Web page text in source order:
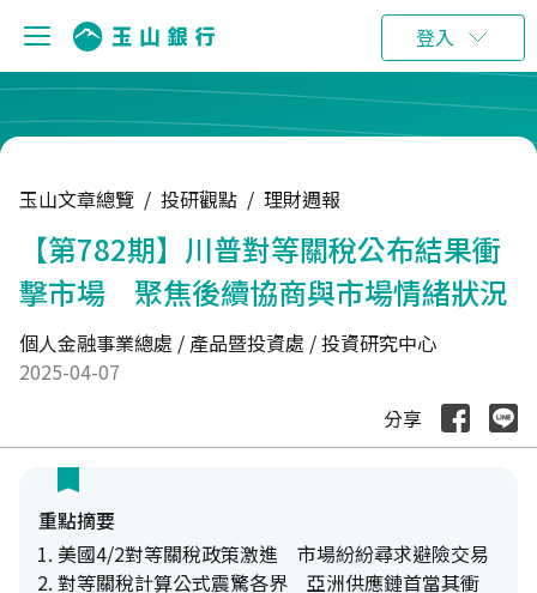
登入
玉山文章總覽 / 投研觀點 / 理財週報
【第782期】川普對等關稅公布結果衝
擊市場 聚焦後續協商與市場情緒狀況
個人金融事業總處 / 產品暨投資處 / 投資研究中心
2025-04-07
分享
重點摘要
美國4/2對等關稅政策激進 市場紛紛尋求避險交易
對等關稅計算公式震驚各界 亞洲供應鏈首當其衝